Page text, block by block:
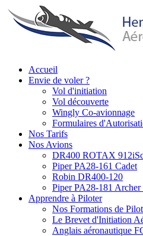
Aller
au
contenu
Main
navigation
Accueil
Envie de voler ?
Vol d'initiation
Vol découverte
Wingly Co-avionnage
Formulaires
Nos Tarifs
Nos Avions
DR400 ROTAX
Piper PA28-161 Cadet
Robin DR400-120
Piper PA28-181
Apprendre à Piloter
Nos Formations de
Le Brevet d'Initiation
Anglais aéronautique